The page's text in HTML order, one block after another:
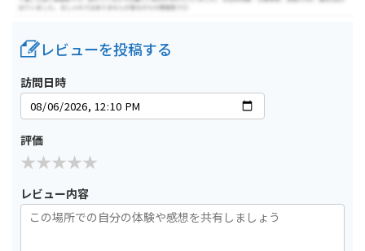
レビューを投稿する
訪問日時
評価
レビュー内容